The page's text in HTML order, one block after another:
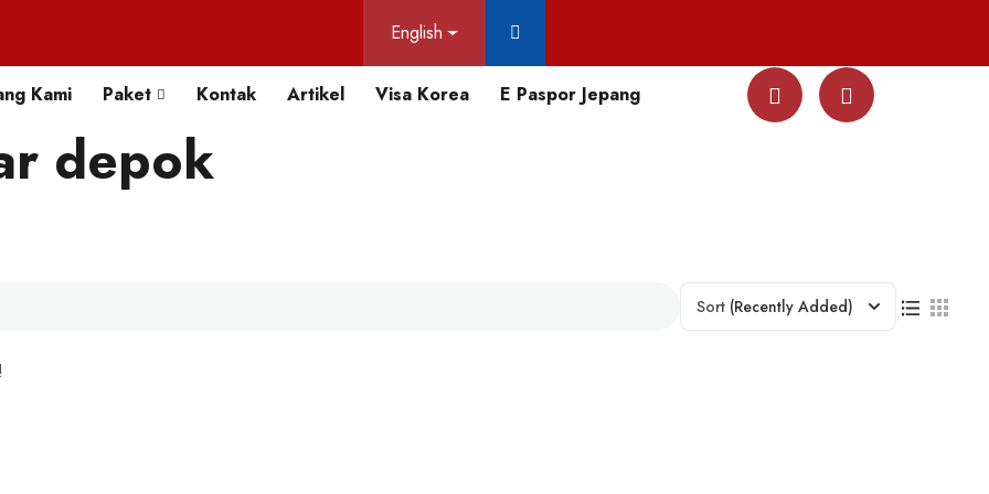
English
Kami Paket Kontak Artikel Visa Korea E Paspor Jepang
depok
Sort (Recently Added)